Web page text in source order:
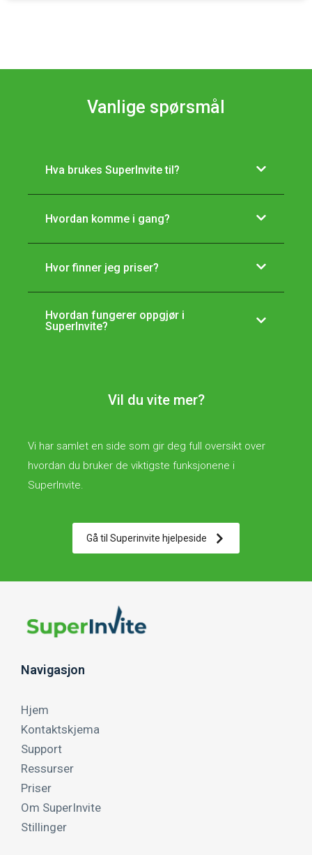
Vil du vite mer?
Vi har samlet en side som gir deg full oversikt over
hvordan du bruker de viktigste funksjonene i
SuperInvite.
Gå til Superinvite hjelpeside
Vanlige spørsmål
Hva brukes SuperInvite til?
Hvordan komme i gang?
Hvor finner jeg priser?
Hvordan fungerer oppgjør i
SuperInvite?
Navigasjon
Hjem
Kontaktskjema
Support
Ressurser
Priser
Om SuperInvite
Stillinger